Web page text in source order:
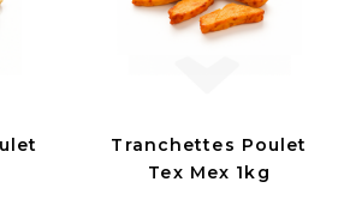
Tranchettes Poulet
Tex Mex 1kg